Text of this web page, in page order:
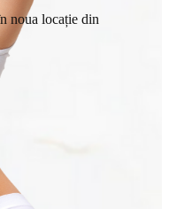
noua locație din